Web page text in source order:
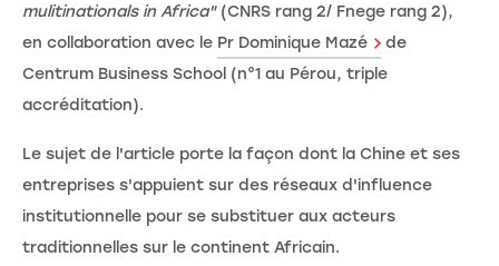
mulitinationals in Africa"(CNRS rang 2/ Fnege rang 2),
en collaboration avec le Pr Dominique Mazé
de
Centrum Business School (n°1 au Pérou, triple
accréditation).
Le sujet de l'article porte la façon dont la Chine et ses
entreprises s'appuient sur des réseaux d'influence
institutionnelle pour se substituer aux acteurs
traditionnelles sur le continent Africain.